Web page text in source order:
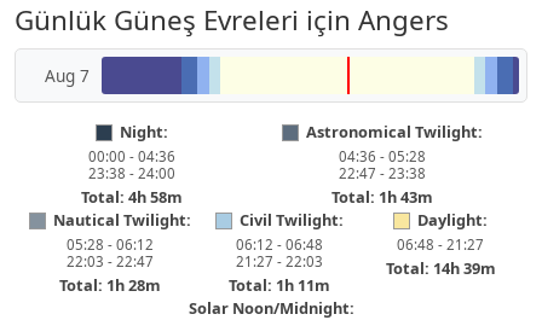
Günlük Güneş Evreleri için Angers
Aug 7
Night:
00:00 - 04:36
23:38 - 24:00
Total: 4h 58m
Astronomical Twilight:
04:36 - 05:28
22:47 - 23:38
Total: 1h 43m
Nautical Twilight:
05:28 - 06:12
22:03 - 22:47
Total: 1h 28m
Civil Twilight:
06:12 - 06:48
21:27 - 22:03
Total: 1h 11m
Daylight:
06:48 - 21:27
Total: 14h 39m
Solar Noon/Midnight: